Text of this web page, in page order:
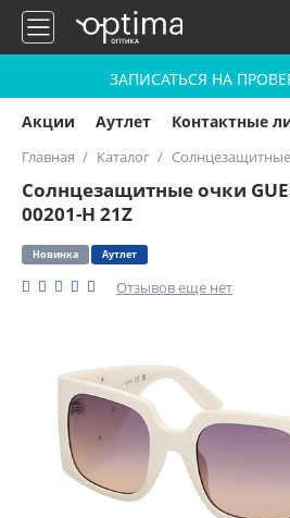
ЗАПИСАТЬСЯ НА
Акции Аутлет Контактные
Главная Каталог
Солнцезащитные очки
00201-H 21Z
Новинка Аутлет
Отзывов еще нет